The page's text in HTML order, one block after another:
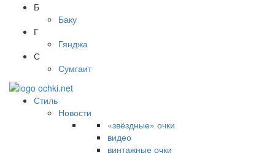
Б
Баку
Г
Гянджа
С
Сумгаит
Стиль
Новости
«звёздные» очки
видео
винтажные очки